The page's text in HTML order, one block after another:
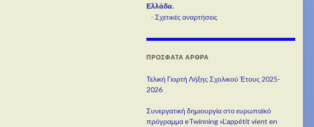
Ελλάδα.
- Σχετικές αναρτήσεις
ΠΡΌΣΦΑΤΑ ΆΡΘΡΑ
Τελική Γιορτή Λήξης Σχολικού Έτους 2025-
2026
Συνεργατική δημιουργία στο ευρωπαϊκό
πρόγραμμα eTwinning «L’appétit vient en